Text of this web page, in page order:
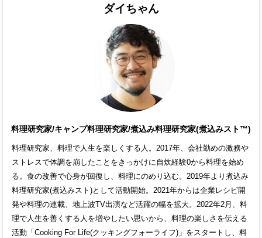
ダイちゃん
料理研究家/キャンプ料理研究家/煮込み料理研究家(煮込みスト™)
料理研究家、料理で人生を楽しくする人。2017年、会社勤めの激務や
ストレスで体調を崩したことをきっかけに自炊経験0から料理を始め
る。食の改善で心身が回復し、料理にのめり込む。2019年より煮込み
料理研究家(煮込みスト)として活動開始。2021年からは企業レシピ開
発や料理の連載、地上波TV出演など活躍の幅を拡大。2022年2月、料
理で人生を善くする人を増やしたい思いから、料理の楽しさを伝える
活動「Cooking For Life(クッキングフォーライフ)」をスタートし、料